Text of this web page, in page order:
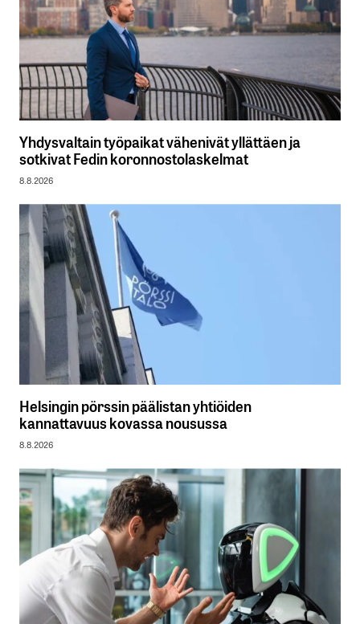
Yhdysvaltain työpaikat vähenivät yllättäen ja
sotkivat Fedin koronnostolaskelmat
8.8.2026
Helsingin pörssin päälistan yhtiöiden
kannattavuus kovassa nousussa
8.8.2026